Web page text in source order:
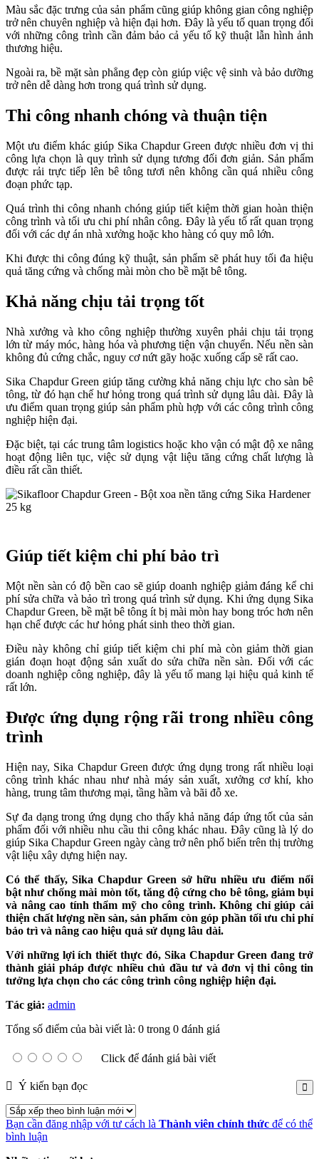
Màu sắc đặc trưng của sản phẩm cũng giúp không gian công nghiệp
trở nên chuyên nghiệp và hiện đại hơn. Đây là yếu tố quan trọng đối
với những công trình cần đảm bảo cả yếu tố kỹ thuật lẫn hình ảnh
thương hiệu.
Ngoài ra, bề mặt sàn phẳng đẹp còn giúp việc vệ sinh và bảo dưỡng
trở nên dễ dàng hơn trong quá trình sử dụng.
Thi công nhanh chóng và thuận tiện
Một ưu điểm khác giúp Sika Chapdur Green được nhiều đơn vị thi
công lựa chọn là quy trình sử dụng tương đối đơn giản. Sản phẩm
được rải trực tiếp lên bê tông tươi nên không cần quá nhiều công
đoạn phức tạp.
Quá trình thi công nhanh chóng giúp tiết kiệm thời gian hoàn thiện
công trình và tối ưu chi phí nhân công. Đây là yếu tố rất quan trọng
đối với các dự án nhà xưởng hoặc kho hàng có quy mô lớn.
Khi được thi công đúng kỹ thuật, sản phẩm sẽ phát huy tối đa hiệu
quả tăng cứng và chống mài mòn cho bề mặt bê tông.
Khả năng chịu tải trọng tốt
Nhà xưởng và kho công nghiệp thường xuyên phải chịu tải trọng
lớn từ máy móc, hàng hóa và phương tiện vận chuyển. Nếu nền sàn
không đủ cứng chắc, nguy cơ nứt gãy hoặc xuống cấp sẽ rất cao.
Sika Chapdur Green giúp tăng cường khả năng chịu lực cho sàn bê
tông, từ đó hạn chế hư hỏng trong quá trình sử dụng lâu dài. Đây là
ưu điểm quan trọng giúp sản phẩm phù hợp với các công trình công
nghiệp hiện đại.
Đặc biệt, tại các trung tâm logistics hoặc kho vận có mật độ xe nâng
hoạt động liên tục, việc sử dụng vật liệu tăng cứng chất lượng là
điều rất cần thiết.
Giúp tiết kiệm chi phí bảo trì
Một nền sàn có độ bền cao sẽ giúp doanh nghiệp giảm đáng kể chi
phí sửa chữa và bảo trì trong quá trình sử dụng. Khi ứng dụng Sika
Chapdur Green, bề mặt bê tông ít bị mài mòn hay bong tróc hơn nên
hạn chế được các hư hỏng phát sinh theo thời gian.
Điều này không chỉ giúp tiết kiệm chi phí mà còn giảm thời gian
gián đoạn hoạt động sản xuất do sửa chữa nền sàn. Đối với các
doanh nghiệp công nghiệp, đây là yếu tố mang lại hiệu quả kinh tế
rất lớn.
Được ứng dụng rộng rãi trong nhiều công
trình
Hiện nay, Sika Chapdur Green được ứng dụng trong rất nhiều loại
công trình khác nhau như nhà máy sản xuất, xưởng cơ khí, kho
hàng, trung tâm thương mại, tầng hầm và bãi đỗ xe.
Sự đa dạng trong ứng dụng cho thấy khả năng đáp ứng tốt của sản
phẩm đối với nhiều nhu cầu thi công khác nhau. Đây cũng là lý do
giúp Sika Chapdur Green ngày càng trở nên phổ biến trên thị trường
vật liệu xây dựng hiện nay.
Có thể thấy, Sika Chapdur Green sở hữu nhiều ưu điểm nổi
bật như chống mài mòn tốt, tăng độ cứng cho bê tông, giảm bụi
và nâng cao tính thẩm mỹ cho công trình. Không chỉ giúp cải
thiện chất lượng nền sàn, sản phẩm còn góp phần tối ưu chi phí
bảo trì và nâng cao hiệu quả sử dụng lâu dài.
Với những lợi ích thiết thực đó, Sika Chapdur Green đang trở
thành giải pháp được nhiều chủ đầu tư và đơn vị thi công tin
tưởng lựa chọn cho các công trình công nghiệp hiện đại.
Tác giả: admin
Tổng số điểm của bài viết là: 0 trong 0 đánh giá
Click để đánh giá bài viết
Ý kiến bạn đọc
Bạn cần đăng nhập với tư cách là Thành viên chính thức để có thể
bình luận